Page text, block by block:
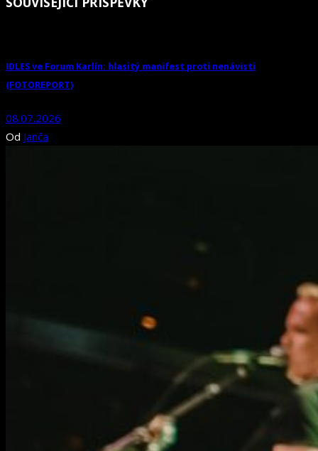
IDLES ve Forum Karlín: hlasitý manifest proti nenávisti
(FOTOREPORT)
08.07.2026
Od Janča